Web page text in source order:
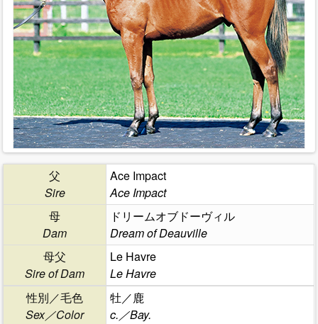
父
Sire
Ace Impact
Ace Impact
母
Dam
ドリームオブドーヴィル
Dream of Deauville
母父
Sire of Dam
Le Havre
Le Havre
性別／毛色
Sex／Color
牡／鹿
c.／Bay.